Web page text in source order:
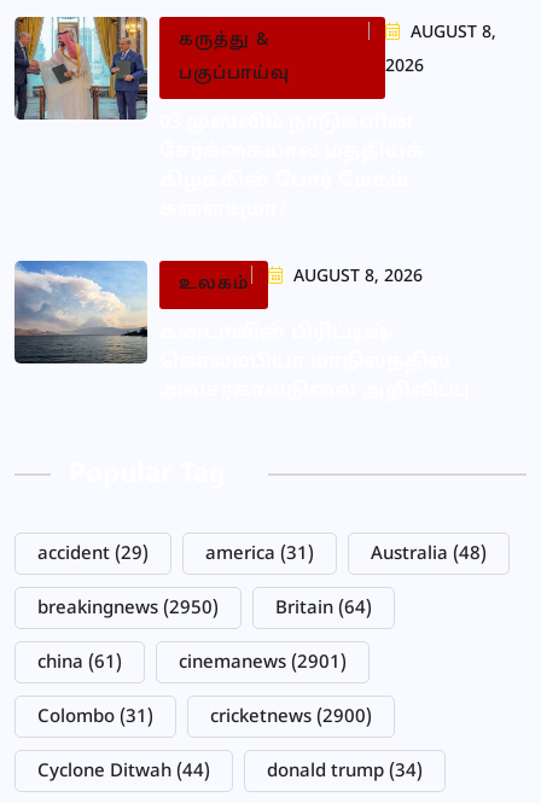
கருத்து &
பகுப்பாய்வு
AUGUST 8,
2026
உலகம் AUGUST 8, 2026
accident (29) america (31) Australia (48)
breakingnews (2950) Britain (64)
china (61) cinemanews (2901)
Colombo (31) cricketnews (2900)
Cyclone Ditwah (44) donald trump (34)